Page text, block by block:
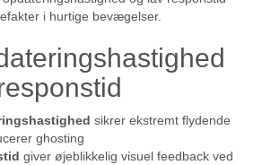
i hurtige bevægelser.
sikrer ekstremt flydende
ghosting
giver øjeblikkelig visuel feedback ved